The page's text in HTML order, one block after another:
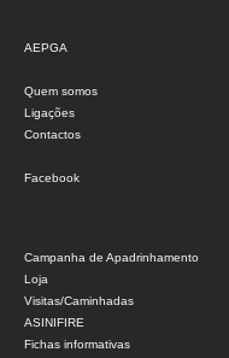
AEPGA
Quem somos
Ligações
Contactos
Facebook
Campanha de Apadrinhamento
Loja
Visitas/Caminhadas
ASINIFIRE
Fichas informativas